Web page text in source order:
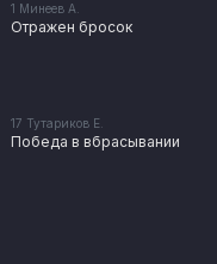
1 Минеев А.
Отражен бросок
17 Тутариков Е.
Победа в вбрасывании